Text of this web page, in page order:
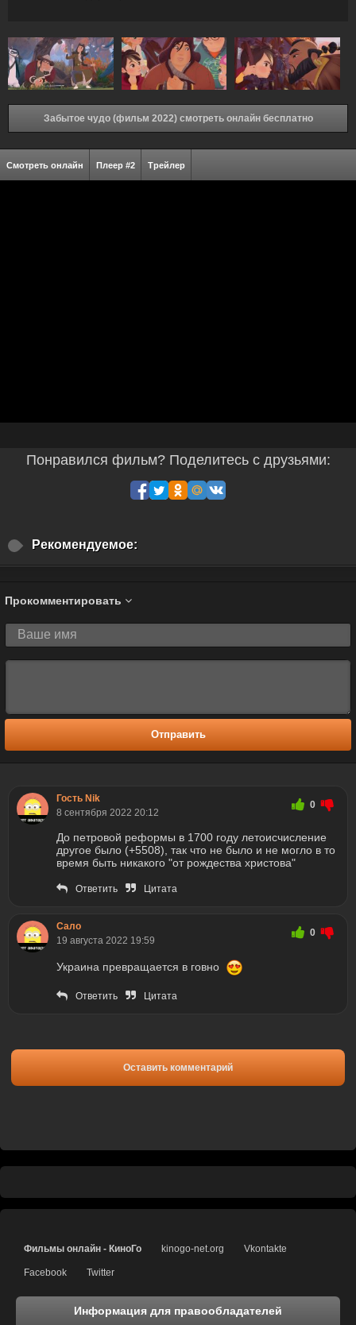
Забытое чудо (фильм 2022) смотреть онлайн бесплатно
Смотреть онлайн Плеер #2 Трейлер
Понравился фильм? Поделитесь с друзьями:
Рекомендуемое:
Прокомментировать
Отправить
Гость Nik
8 сентября 2022 20:12
0
До петровой реформы в 1700 году летоисчисление
другое было (+5508), так что не было и не могло в то
время быть никакого "от рождества христова"
Ответить Цитата
Cало
19 августа 2022 19:59
0
Украина превращается в говно
Ответить Цитата
Оставить комментарий
Фильмы онлайн - КиноГо kinogo-net.org Vkontakte
Facebook Twitter
Информация для правообладателей